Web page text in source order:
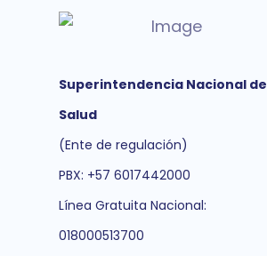
Superintendencia Nacional de
Salud
(Ente de regulación)
PBX: +57 6017442000
Línea Gratuita Nacional:
018000513700